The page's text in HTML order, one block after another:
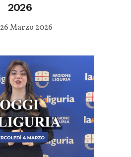
2026
26 Marzo 2026